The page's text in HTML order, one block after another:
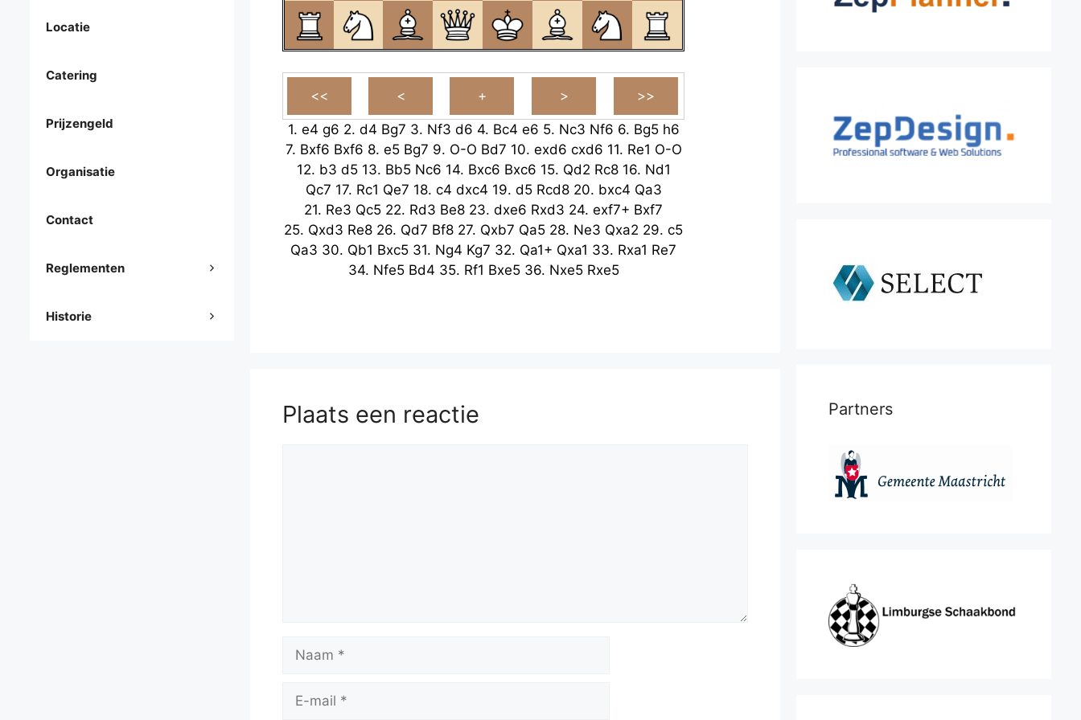
1. e4 g6 2. d4 Bg7 3. Nf3 d6 4. Bc4 e6 5. Nc3 Nf6 6. Bg5 h6
7. Bxf6 Bxf6 8. e5 Bg7 9. O-O Bd7 10. exd6 cxd6 11. Re1 O-O
12. b3 d5 13. Bb5 Nc6 14. Bxc6 Bxc6 15. Qd2 Rc8 16. Nd1
Qc7 17. Rc1 Qe7 18. c4 dxc4 19. d5 Rcd8 20. bxc4 Qa3
21. Re3 Qc5 22. Rd3 Be8 23. dxe6 Rxd3 24. exf7+ Bxf7
25. Qxd3 Re8 26. Qd7 Bf8 27. Qxb7 Qa5 28. Ne3 Qxa2 29. c5
Qa3 30. Qb1 Bxc5 31. Ng4 Kg7 32. Qa1+ Qxa1 33. Rxa1 Re7
34. Nfe5 Bd4 35. Rf1 Bxe5 36. Nxe5 Rxe5
Plaats een reactie
mail
Locatie
Catering
Prijzengeld
Organisatie
Contact
Reglementen
Historie
Partners